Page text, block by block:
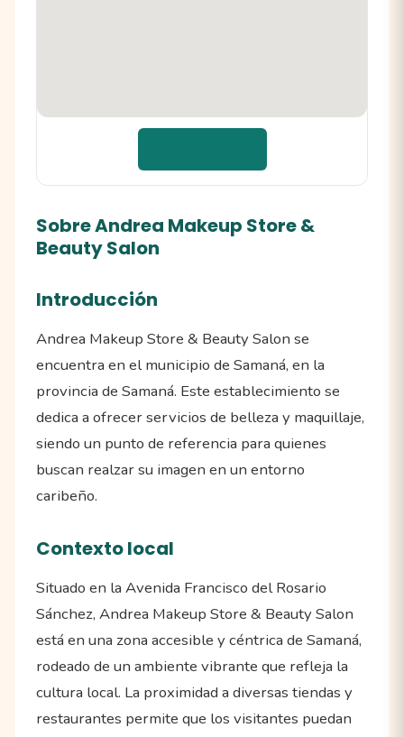
Sobre Andrea Makeup Store &
Beauty Salon
Introducción
Andrea Makeup Store & Beauty Salon se
encuentra en el municipio de Samaná, en la
provincia de Samaná. Este establecimiento se
dedica a ofrecer servicios de belleza y maquillaje,
siendo un punto de referencia para quienes
buscan realzar su imagen en un entorno
caribeño.
Contexto local
Situado en la Avenida Francisco del Rosario
Sánchez, Andrea Makeup Store & Beauty Salon
está en una zona accesible y céntrica de Samaná,
rodeado de un ambiente vibrante que refleja la
cultura local. La proximidad a diversas tiendas y
restaurantes permite que los visitantes puedan